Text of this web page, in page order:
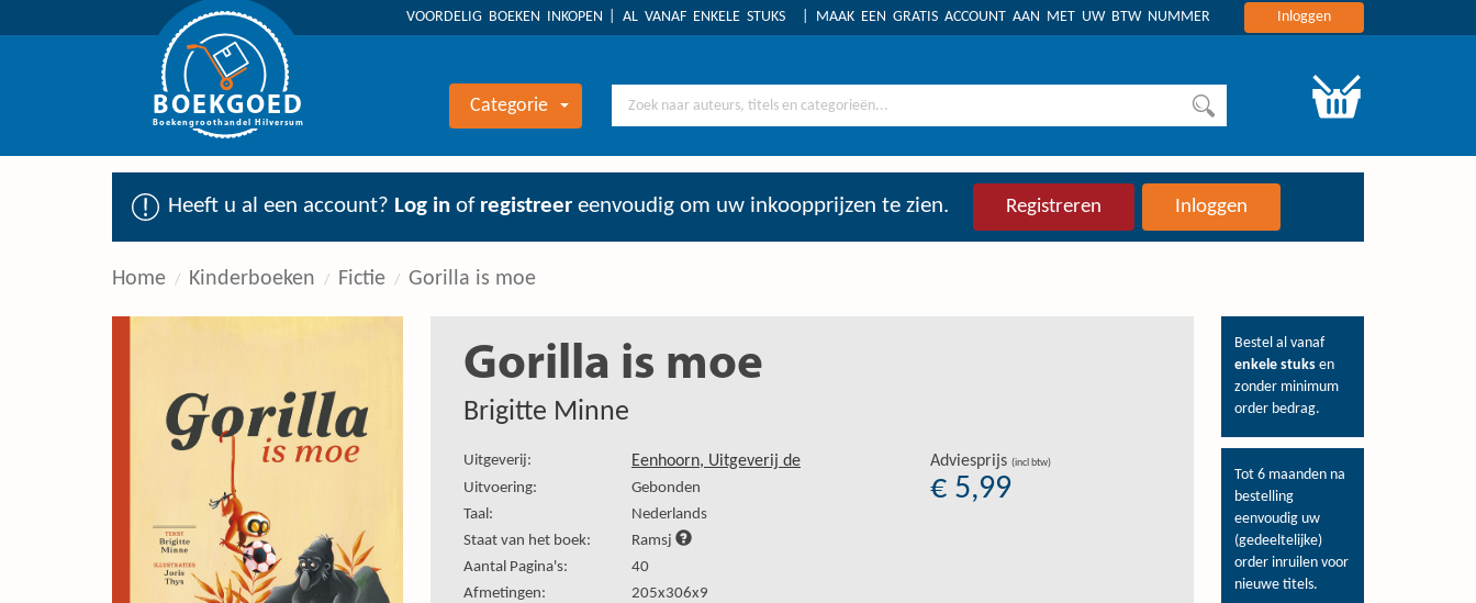
VOORDELIG BOEKEN INKOPEN AL VANAF ENKELE STUKS MAAK EEN GRATIS ACCOUNT AAN MET UW BTW NUMMER Inloggen
BOEKGOED
Boekengroothandel Hilversum
Categorie
Heeft u al een account? Log in of registreer eenvoudig om uw inkoopprijzen te zien. Registreren Inloggen
Home Kinderboeken Fictie Gorilla is moe
Bestel al vanaf
enkele stuks en
zonder minimum
order bedrag.
Tot 6 maanden na
bestelling
eenvoudig uw
(gedeeltelijke)
order inruilen voor
nieuwe titels.
Gorilla is moe
Brigitte Minne
Uitgeverij: Eenhoorn, Uitgeverij de
Uitvoering:
Gebonden
Taal:
Nederlands
Staat van het boek:
Ramsj
Aantal Pagina's:
40
Afmetingen:
205x306x9
Adviesprijs (incl btw)
€ 5,99